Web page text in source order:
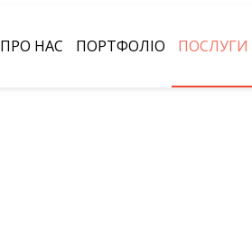
ПРО НАС ПОРТФОЛІО ПОСЛУГИ